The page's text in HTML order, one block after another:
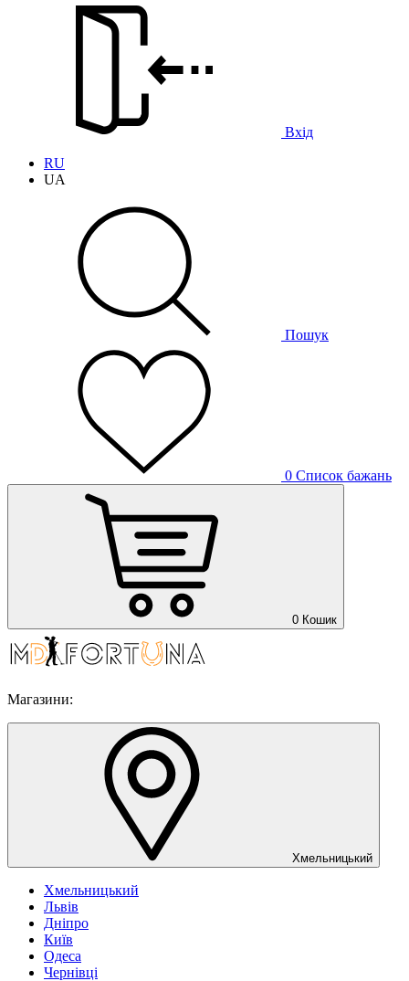
Вхід
RU
UA
Пошук
0 Список бажань
0 Кошик
Магазини:
Хмельницький
Хмельницький
Львів
Дніпро
Київ
Одеса
Чернівці